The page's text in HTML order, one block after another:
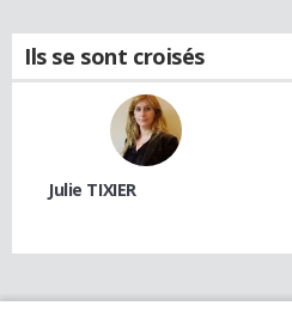
Ils se sont croisés
Julie TIXIER